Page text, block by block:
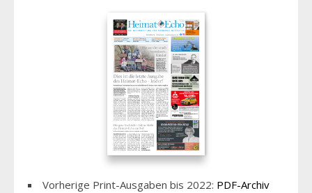
Vorherige Print-Ausgaben bis 2022: PDF-Archiv